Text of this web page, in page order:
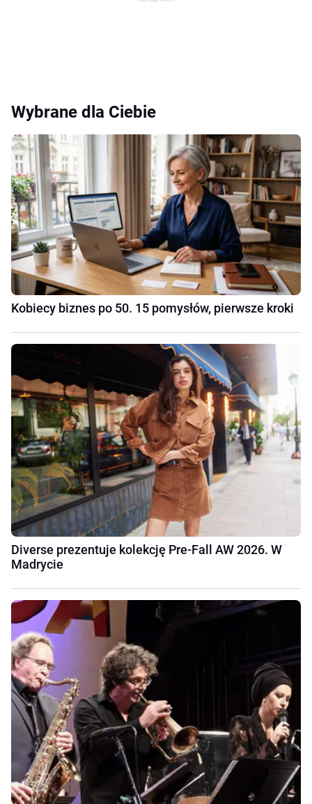
Wybrane dla Ciebie
Kobiecy biznes po 50. 15 pomysłów, pierwsze kroki
Diverse prezentuje kolekcję Pre-Fall AW 2026. W
Madrycie